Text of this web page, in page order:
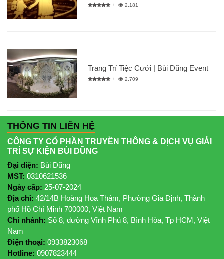
2,181
Trang Trí Tiệc Cưới | Bùi Dũng Event
2,709
THÔNG TIN LIÊN HỆ
CÔNG TY CỔ PHẦN TRUYỀN THÔNG & DỊCH VỤ GIẢI
TRÍ SỰ KIỆN BÙI DŨNG
Đại diện: Bùi Dũng
MST: 0310621536
Ngày cấp: 25-07-2024
Địa chỉ: 42/14B Hoàng Hoa Thám, Phường Gia Định, Thành
phố Hồ Chí Minh 700000, Việt Nam
Chi nhánh: Số 8, đường Vĩnh Phú 8, Bình Hòa, Tp HCM, Việt
Nam
Điện thoại: 0933823068
Hotline: 0907823444